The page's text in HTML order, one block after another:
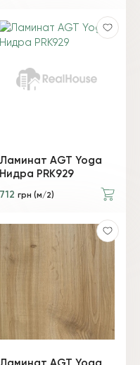
Ламинат AGT Yoga
Нидра PRK929
712 грн (м/2)